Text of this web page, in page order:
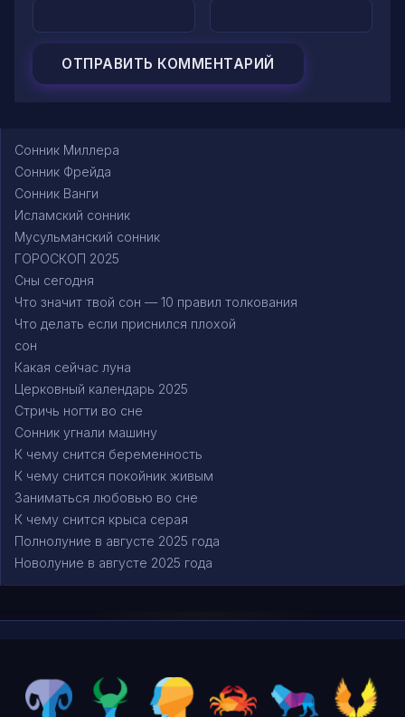
Сонник Миллера
Сонник Фрейда
Сонник Ванги
Исламский сонник
Мусульманский сонник
ГОРОСКОП 2025
Сны сегодня
Что значит твой сон — 10 правил толкования
Что делать если приснился плохой
сон
Какая сейчас луна
Церковный календарь 2025
Стричь ногти во сне
Сонник угнали машину
К чему снится беременность
К чему снится покойник живым
Заниматься любовью во сне
К чему снится крыса серая
Полнолуние в августе 2025 года
Новолуние в августе 2025 года